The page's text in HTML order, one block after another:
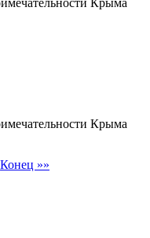
Крыма
Конец »»